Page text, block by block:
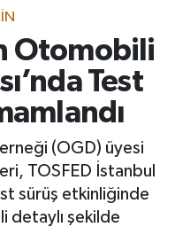
Otomobili
Test
(OGD) üyesi
TOSFED İstanbul
sürüş etkinliğinde
detaylı şekilde
Fikstür